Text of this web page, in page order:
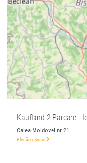
Kaufland 2 Parcare -
Calea Moldovei nr 21
Plecări / Sosiri